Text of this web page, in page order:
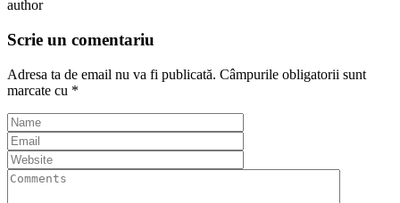
author
Scrie un comentariu
Adresa ta de email nu va fi publicată. Câmpurile obligatorii sunt
marcate cu *